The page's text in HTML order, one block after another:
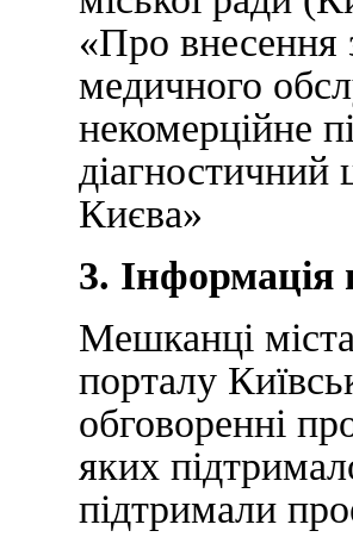
«Про внесення
медичного
некомерційне
Києва»
3. Інформація
Мешканці міста
порталу
обговоренні
яких
підтримали